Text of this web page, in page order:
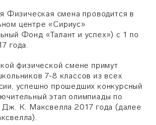
Физическая смена проводится в
центре «Сириус»
Фонд «Талант и успех») с 1 по
года.
физической смене примут
7-8 классов из всех
успешно прошедших конкурсный
этап олимпиады по
Дж. К. Максвелла 2017 года (далее